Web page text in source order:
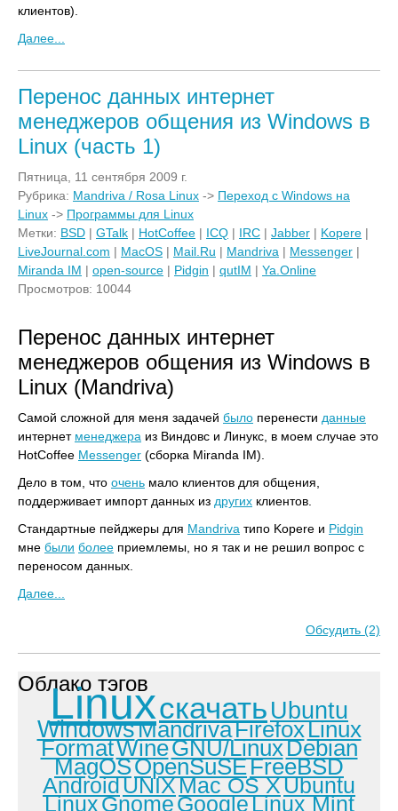
клиентов).
Далее...
Перенос данных интернет
менеджеров общения из Windows в
Linux (часть 1)
Пятница, 11 сентября 2009 г.
Рубрика: Mandriva / Rosa Linux -> Переход с Windows на
Linux -> Программы для Linux
Метки: BSD | GTalk | HotCoffee | ICQ | IRC | Jabber | Kopere |
LiveJournal.com | MacOS | Mail.Ru | Mandriva | Messenger |
Miranda IM | open-source | Pidgin | qutIM | Ya.Online
Просмотров: 10044
Перенос данных интернет
менеджеров общения из Windows в
Linux (Mandriva)
Самой сложной для меня задачей было перенести данные
интернет менеджера из Виндовс и Линукс, в моем случае это
HotCoffee Messenger (сборка Miranda IM).
Дело в том, что очень мало клиентов для общения,
поддерживает импорт данных из других клиентов.
Стандартные пейджеры для Mandriva типо Kopere и Pidgin
мне были более приемлемы, но я так и не решил вопрос с
переносом данных.
Далее...
Обсудить (2)
Облако тэгов
Linuxскачать Ubuntu
WindowsMandrivaFirefoxLinux
FormatWineGNU/LinuxDebian
MagOSOpenSuSEFreeBSD
AndroidUNIXMac OS XUbuntu
LinuxGnomeGoogleLinux Mint